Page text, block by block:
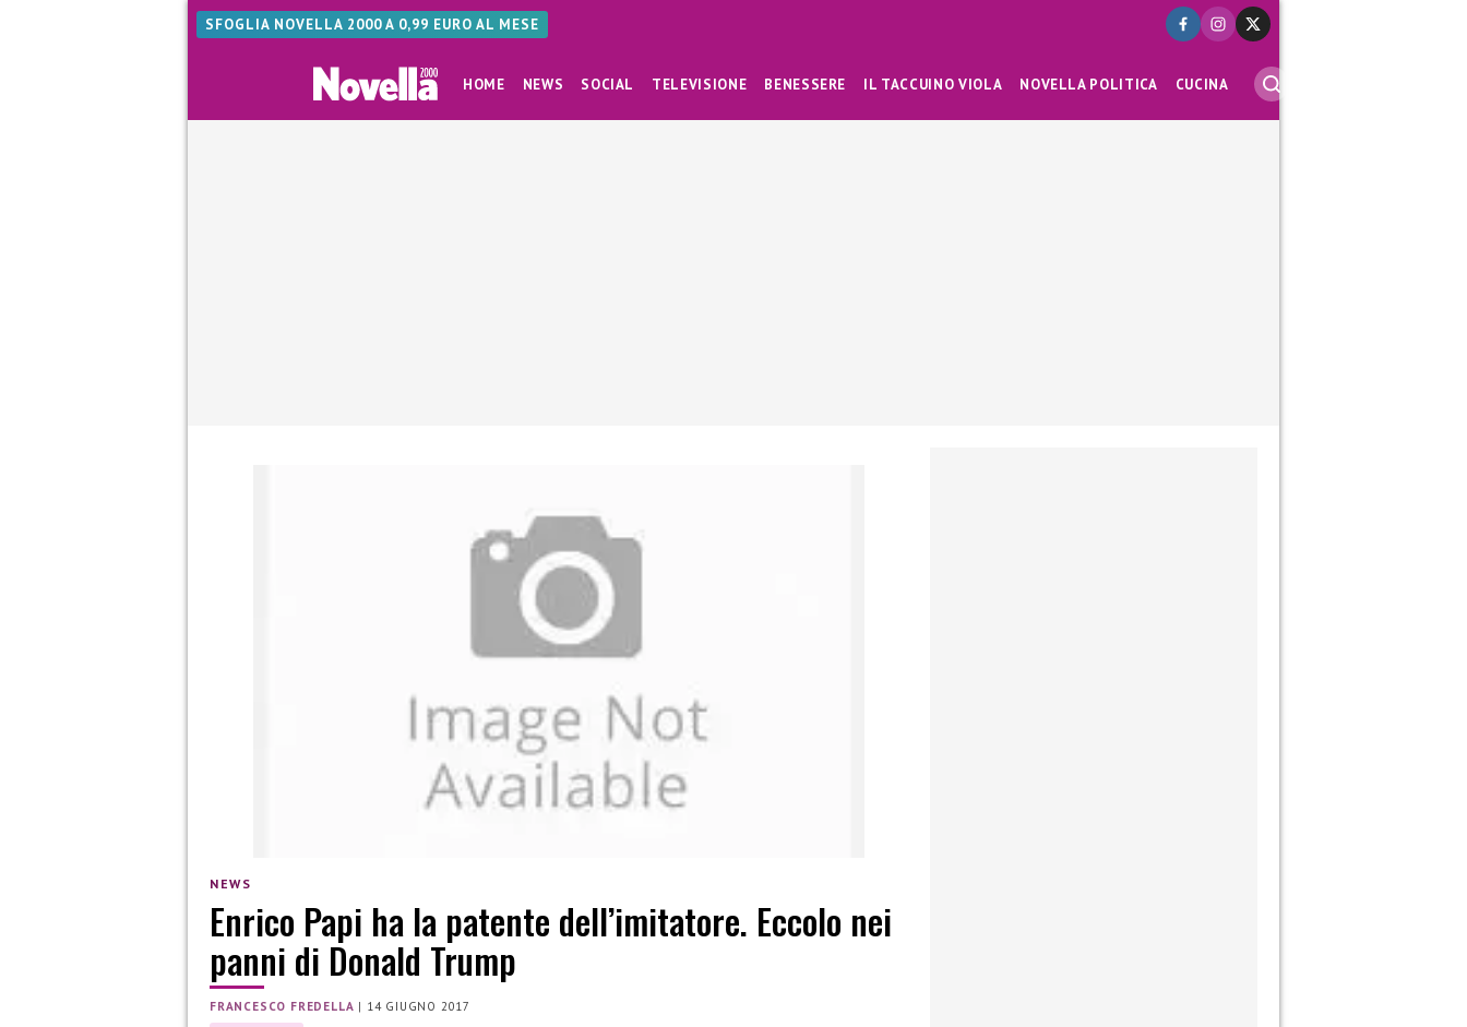
SFOGLIA NOVELLA 2000 A 0,99 EURO AL MESE
HOME NEWS SOCIAL TELEVISIONE BENESSERE IL TACCUINO VIOLA NOVELLA POLITICA CUCINA
NEWS
Enrico Papi ha la patente dell’imitatore. Eccolo nei
panni di Donald Trump
FRANCESCO FREDELLA | 14 GIUGNO 2017